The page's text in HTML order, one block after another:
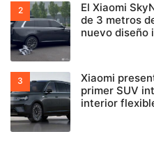
El Xiaomi
de 3 metros
nuevo diseño
Xiaomi
primer SUV
interior